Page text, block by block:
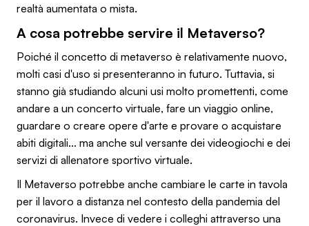
realtà aumentata o mista.
A cosa potrebbe servire il Metaverso?
Poiché il concetto di metaverso è relativamente nuovo,
molti casi d'uso si presenteranno in futuro. Tuttavia, si
stanno già studiando alcuni usi molto promettenti, come
andare a un concerto virtuale, fare un viaggio online,
guardare o creare opere d'arte e provare o acquistare
abiti digitali... ma anche sul versante dei videogiochi e dei
servizi di allenatore sportivo virtuale.
Il Metaverso potrebbe anche cambiare le carte in tavola
per il lavoro a distanza nel contesto della pandemia del
coronavirus. Invece di vedere i colleghi attraverso una